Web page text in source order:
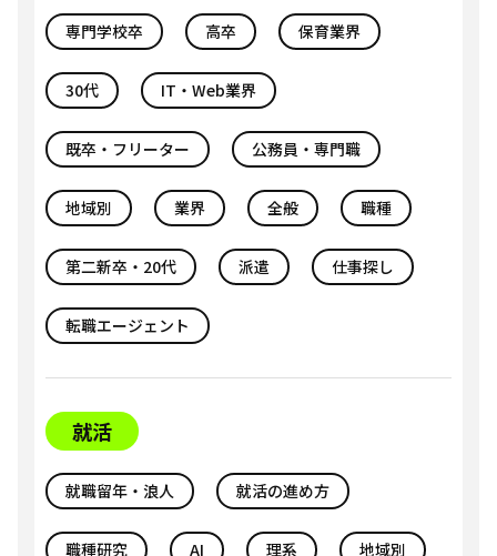
専門学校卒 高卒 保育業界
30代 IT・Web業界
既卒・フリーター 公務員・専門職
地域別 業界 全般 職種
第二新卒・20代 派遣 仕事探し
転職エージェント
就活
就職留年・浪人 就活の進め方
職種研究 AI 理系 地域別